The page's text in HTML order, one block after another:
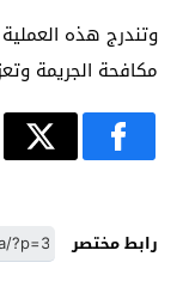
وتندرج هذه
مكافحة الجريمة
رابط مختصر